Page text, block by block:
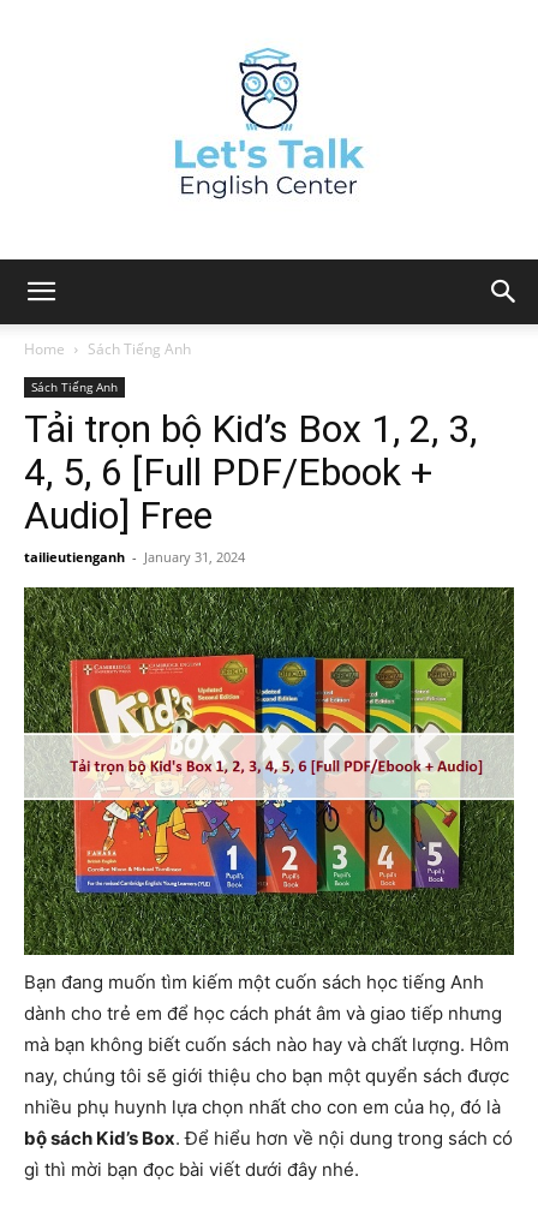
Home Sách Tiếng Anh
Sách Tiếng Anh
Tải trọn bộ Kid’s Box 1, 2, 3,
4, 5, 6 [Full PDF/Ebook +
Audio] Free
tailieutienganh - January 31, 2024
Bạn đang muốn tìm kiếm một cuốn sách học tiếng Anh
dành cho trẻ em để học cách phát âm và giao tiếp nhưng
mà bạn không biết cuốn sách nào hay và chất lượng. Hôm
nay, chúng tôi sẽ giới thiệu cho bạn một quyển sách được
nhiều phụ huynh lựa chọn nhất cho con em của họ, đó là
bộ sách Kid’s Box. Để hiểu hơn về nội dung trong sách có
gì thì mời bạn đọc bài viết dưới đây nhé.